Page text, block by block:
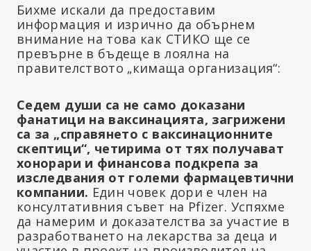
Бихме искали да предоставим
информация и изрично да обърнем
внимание на това как СТИКО ще се
превърне в бъдеще в лоялна на
правителството „кимаща организация“:
Седем души са не само доказани
фанатици на ваксинацията, загрижени
са за „справянето с ваксинационните
скептици“, четирима от тях получават
хонорари и финансова подкрепа за
изследвания от големи фармацевтични
компании. Един човек дори е член на
консултативния съвет на Pfizer. Успяхме
да намерим и доказателства за участие в
разработването на лекарства за деца и